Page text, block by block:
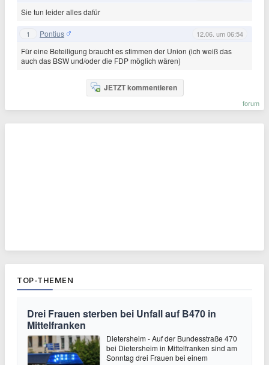
Sie tun leider alles dafür
1 Pontius 12.06. um 06:54
Für eine Beteiligung braucht es stimmen der Union (ich weiß das
auch das BSW und/oder die FDP möglich wären)
JETZT kommentieren
forum
TOP-THEMEN
Drei Frauen sterben bei Unfall auf B470 in
Mittelfranken
Dietersheim - Auf der Bundesstraße 470
bei Dietersheim in Mittelfranken sind am
Sonntag drei Frauen bei einem